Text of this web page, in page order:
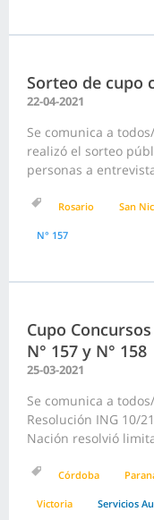
Sorteo de cupo
22-04-2021
Se comunica a
realizó el sorteo
personas a
Rosario San
N° 157
Cupo
N° 157 y N° 158
25-03-2021
Se comunica a
Resolución ING 10/
Nación resolvió
Córdoba
Victoria Servicios